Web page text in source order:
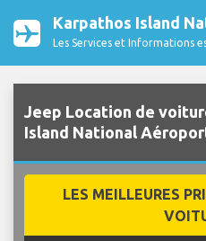
Karpathos Island
Les Services et Informations
Jeep Location de
Island National
LES MEILLEURES